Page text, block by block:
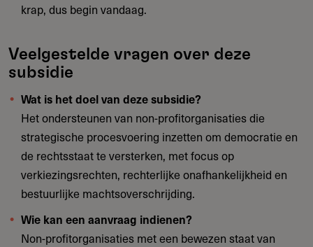
krap, dus begin vandaag.
Veelgestelde vragen over deze
subsidie
Wat is het doel van deze subsidie?
Het ondersteunen van non-profitorganisaties die
strategische procesvoering inzetten om democratie en
de rechtsstaat te versterken, met focus op
verkiezingsrechten, rechterlijke onafhankelijkheid en
bestuurlijke machtsoverschrijding.
Wie kan een aanvraag indienen?
Non-profitorganisaties met een bewezen staat van